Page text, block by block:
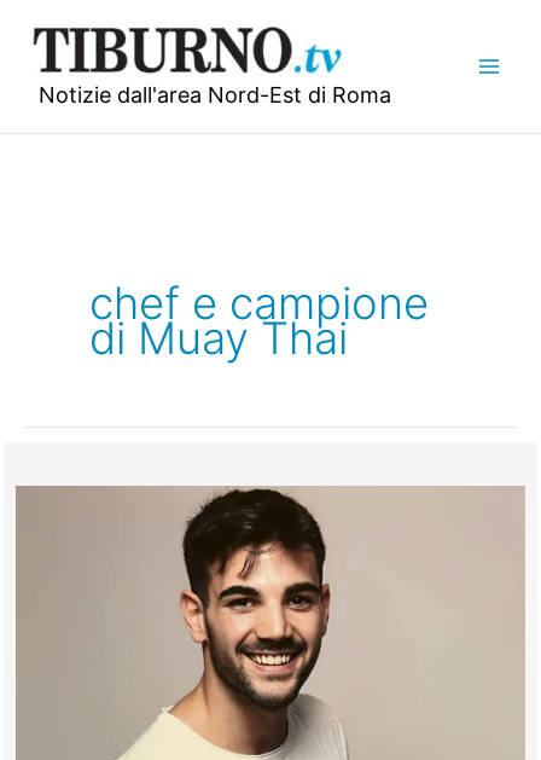
contenuto
Notizie dall'area Nord-Est di Roma
chef e campione
di Muay Thai